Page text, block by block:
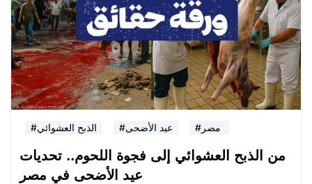
#الذبح العشوائي #عيد الأضحى
من الذبح العشوائي إلى فجوة اللحوم.. تحديات
عيد الأضحى في مصر